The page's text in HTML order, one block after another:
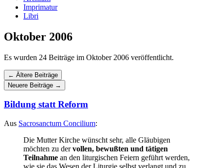
Inhalt
springen
Imprimatur
Libri
Oktober 2006
Es wurden 24 Beiträge im Oktober 2006 veröffentlicht.
Navigation
Beiträgen
← Ältere Beiträge
Neuere Beiträge →
Bildung statt Reform
Aus Sacrosanctum Concilium:
Die Mutter Kirche wünscht sehr, alle Gläubigen
möchten zu dervollen, bewußten und tätigen
Teilnahme an den liturgischen Feiern geführt werden,
wie sie das Wesen der Liturgie selbst verlangt und zu